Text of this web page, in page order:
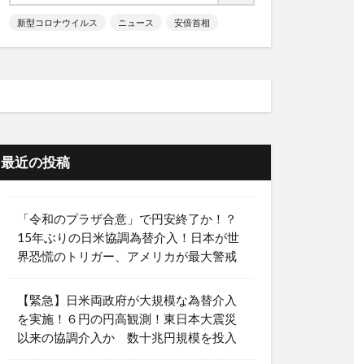
新型コロナウイルス ニュース 安倍首相
最近の投稿
「令和のプラザ合意」で円安終了か！？
15年ぶりの日米協調為替介入！日本が世
界恐慌のトリガー、アメリカが最大警戒
【緊急】日米両政府が大規模な為替介入
を実施！６円の円高観測！東日本大震災
以来の協調介入か 数十兆円規模を投入